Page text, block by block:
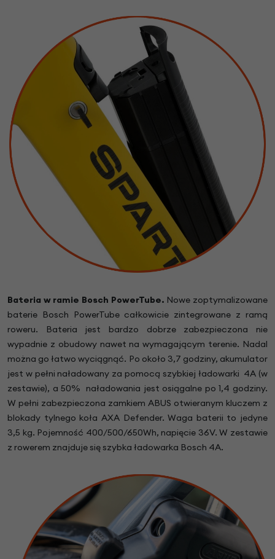
Bateria w ramie Bosch PowerTube. Nowe zoptymalizowane
baterie Bosch PowerTube całkowicie zintegrowane z ramą
roweru. Bateria jest bardzo dobrze zabezpieczona nie
wypadnie z obudowy nawet na wymagającym terenie. Nadal
można go łatwo wyciągnąć. Po około 3,7 godziny, akumulator
jest w pełni naładowany za pomocą szybkiej ładowarki 4A (w
zestawie), a 50% naładowania jest osiągalne po 1,4 godziny.
W pełni zabezpieczona zamkiem ABUS otwieranym kluczem z
blokady tylnego koła AXA Defender. Waga baterii to jedyne
3,5 kg. Pojemność 400/500/650Wh, napięcie 36V. W zestawie
z rowerem znajduje się szybka ładowarka Bosch 4A.